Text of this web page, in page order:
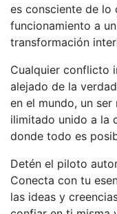
es consciente de lo
funcionamiento a
transformación
Cualquier conflicto
alejado de la
en el mundo, un
ilimitado unido a la
donde todo es
Detén el piloto
Conecta con tu
las ideas y